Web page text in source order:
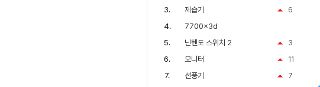
6
제습기
7700x3d
3
닌텐도 스위치 2
11
모니터
7
선풍기